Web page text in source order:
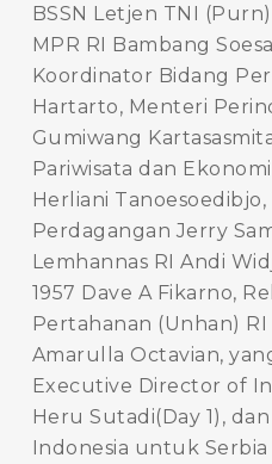
BSSN Letjen TNI
MPR RI Bambang
Koordinator Bidang
Hartarto, Menteri
Gumiwang
Pariwisata dan
Herliani
Perdagangan Jerry
Lemhannas RI Andi
1957 Dave A Fikarno,
Pertahanan (Unhan) RI
Amarulla Octavian,
Executive Director of
Heru Sutadi(Day 1),
Indonesia untuk Serbia